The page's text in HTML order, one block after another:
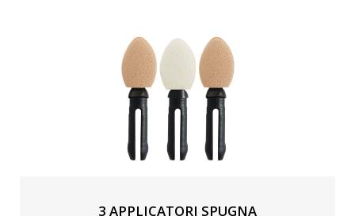
3 APPLICATORI SPUGNA